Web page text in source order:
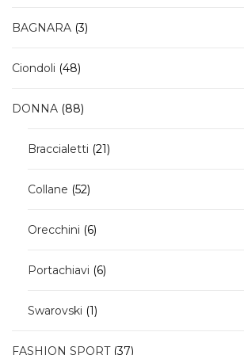
BAGNARA 33
Ciondoli 4848
DONNA 8888
Braccialetti 2121
Collane 5252
Orecchini
66
Portachiavi
66
Swarovski 11
FASHION SPORT 3737